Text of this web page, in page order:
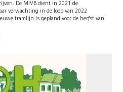
De MIVB dient in 2021 de
verwachting in de loop van 2022
tramlijn is gepland voor de herfst van